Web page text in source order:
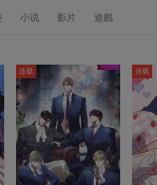
小说 影片 遊戲
连载 连载